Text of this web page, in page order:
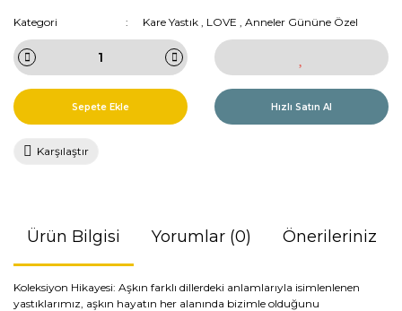
Kategori Kare Yastık , LOVE ,Anneler Gününe Özel
Sepete Ekle Hızlı Satın Al
Karşılaştır
Ürün Bilgisi Yorumlar (0) Önerileriniz
Koleksiyon Hikayesi: Aşkın farklı dillerdeki anlamlarıyla isimlenlenen
yastıklarımız, aşkın hayatın her alanında bizimle olduğunu